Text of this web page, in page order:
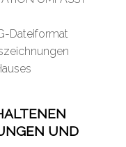
Dateiformat
UND